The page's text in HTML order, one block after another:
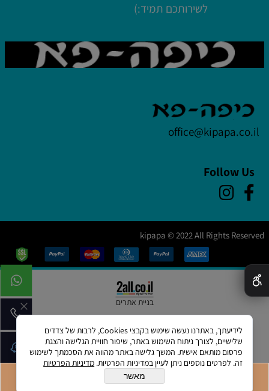
הוסף לסל
לשירותכם תמיד:)
office@kipapa.co.il
Follow Us
kipapa © 2022 All Rights Reserved
בניית אתרים
לידיעתך, באתרנו נעשה שימוש בקבצי Cookies, לרבות של צדדים
שלישיים, לצורך ניתוח השימוש באתר, שיפור חוויית הגלישה והצגת
פרסום מותאם אישית. המשך גלישה באתר מהווה את הסכמתך לשימוש
זה. לפרטים נוספים ניתן לעיין במדיניות הפרטיות. מדיניות הפרטיות
מאשר